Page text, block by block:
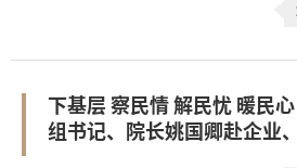
下基层 察民情 解民忧 暖民
组书记、院长姚国卿赴企业